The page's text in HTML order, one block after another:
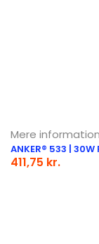
Mere information
ANKER® 533 | 30W
411,75 kr.